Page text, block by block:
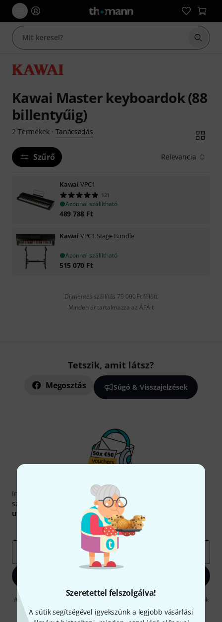
Szeretettel felszolgálva!
A sütik segítségével igyekszünk a legjobb vásárlási
Kawai Master keyboardok (88
billentyűig)
2 Termékek· Tanácsadás
Szűrő Relevancia
Kawai VPC1
121
Azonnal szállítható
489 788 Ft
Kawai VPC1 Stage Bundle
Azonnal szállítható
515 070 Ft
Díjmentes szállítás 79 000 Ft fölött
Minden ár tartalmazza az ÁFÁ-t
Tetszik, amit látsz?
Megosztás Súgó & Visszajelzések
Thomann hírlevél
Iratkozz fel a Thomann angol nyelvű hírlevelére, és kis
szerencsével megnyerheted a50egyenként
utalvány
Inspiráló gondolatok
Akciók
A "Bejelentkezés" gombra kattintva elfogadja, hogy e-mailben küldjünk
önnek hirdetéseket. Bármikor leiratkozhat erről. A hírlevélről további
információkat azdata protection guideline-ben talál.